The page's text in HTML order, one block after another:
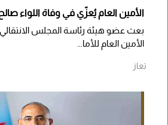
الأمين العام يُعزّي في وفاة اللواء
بعث عضو هيئة رئاسة المجلس الانتقالي
الأمين العام للأما...
تعاز